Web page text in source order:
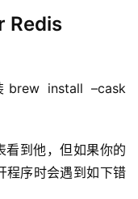
Redis
install –cask
看到他，但如果你的
程序时会遇到如下错